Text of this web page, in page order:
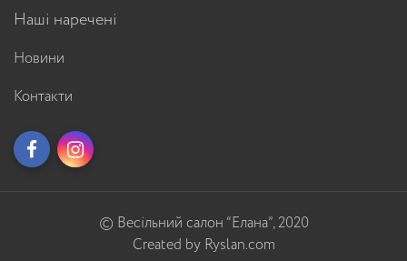
Наші наречені
Новини
Контакти
© Весільний салон “Елана”, 2020
Created by Ryslan.com